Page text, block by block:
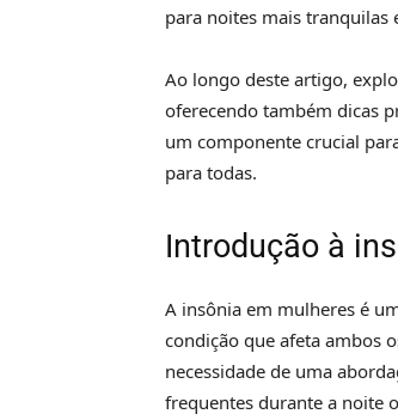
para noites mais tranquilas
Ao longo deste artigo,
oferecendo também dicas
um componente crucial
para todas.
Introdução à
A insônia em mulheres é
condição que afeta ambos
necessidade de uma
frequentes durante a noite